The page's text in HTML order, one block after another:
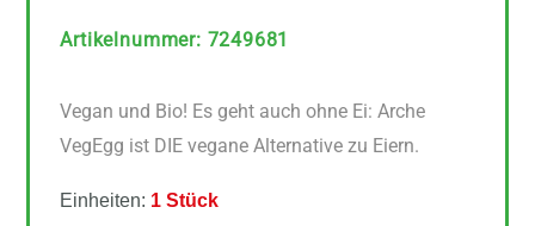
Artikelnummer: 7249681
Vegan und Bio! Es geht auch ohne Ei: Arche
VegEgg ist DIE vegane Alternative zu Eiern.
Einheiten: 1 Stück